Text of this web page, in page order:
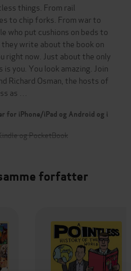
things. From rail
to chip forks. From war to
who put cushions on beds to
write about the book on
right now. Just about the only
you. You look amazing. Join
Richard Osman, the hosts of
as …
for iPhone/iPad og Android og i
og PocketBook
forfatter